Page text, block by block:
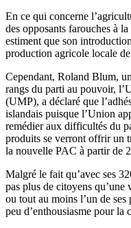
En ce qui concerne
des opposants farouches à
estiment que son
production agricole locale
Cependant, Roland Blum,
rangs du parti au pouvoir,
(UMP), a déclaré que
islandais puisque l’Union
remédier aux difficultés du
produits se verront offrir un
la nouvelle PAC à partir de
Malgré le fait qu’avec ses
pas plus de citoyens
ou tout au moins l’un de
peu d’enthousiasme pour